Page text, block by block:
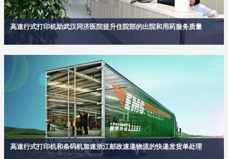
高速行式打印机助武汉同济医院提升住院部的出院和用药服务质量
高速行式打印机和条码机加速浙江邮政速递物流的快递发货单处理